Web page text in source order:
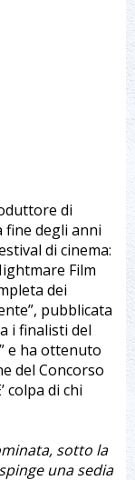
di
fine degli anni
di cinema:
Film
dei
pubblicata
i finalisti del
e ha ottenuto
del Concorso
colpa di chi
sotto la
una sedia